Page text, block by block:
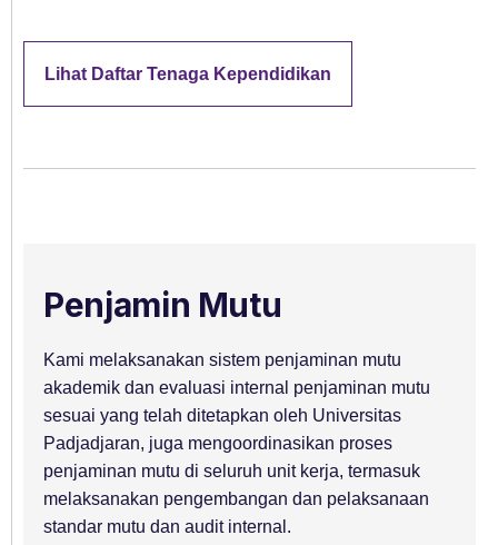
Lihat Daftar Tenaga Kependidikan
Penjamin Mutu
Kami melaksanakan sistem penjaminan mutu
akademik dan evaluasi internal penjaminan mutu
sesuai yang telah ditetapkan oleh Universitas
Padjadjaran, juga mengoordinasikan proses
penjaminan mutu di seluruh unit kerja, termasuk
melaksanakan pengembangan dan pelaksanaan
standar mutu dan audit internal.